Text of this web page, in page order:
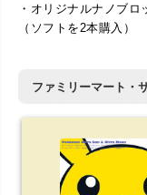
・オリジナルナノブ
（ソフトを2本購入）
ファミリーマート・